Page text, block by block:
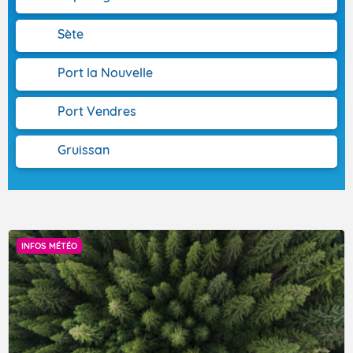
VIGILANCE ROUGE
Sète
Port la Nouvelle
Port Vendres
Gruissan
INFOS MÉTÉO